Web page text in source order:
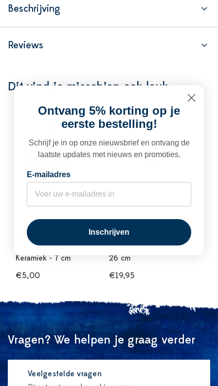
Beschrijving
Reviews
Dit vind je misschien ook leuk
Kerstornament
Theepotje - Goud -
Keramiek - 7 cm
€5,00
Rendier klein -
Goud - Keramiek -
26 cm
€19,95
Vragen? We helpen je graag verder
Veelgestelde vragen
Ontvang 5% korting op je
eerste bestelling!
Schrijf je in op onze nieuwsbrief en ontvang de
laatste updates met nieuws en promoties.
E-mailadres
Inschrijven